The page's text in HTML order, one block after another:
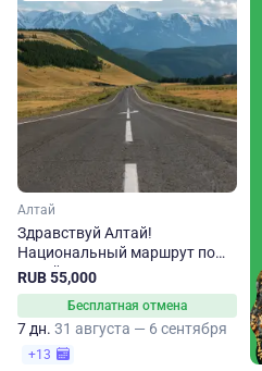
Алтай
Здравствуй Алтай!
Национальный маршрут по
Алтайскому краю
RUB 55,000
Бесплатная отмена
7 дн. 31 августа — 6 сентября
+13